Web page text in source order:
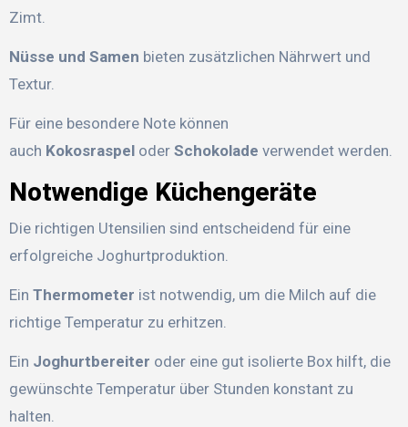
Zimt.
Nüsse und Samen bieten zusätzlichen Nährwert und
Textur.
Für eine besondere Note können
auch Kokosraspeloder Schokolade verwendet werden.
Notwendige Küchengeräte
Die richtigen Utensilien sind entscheidend für eine
erfolgreiche Joghurtproduktion.
Ein Thermometer ist notwendig, um die Milch auf die
richtige Temperatur zu erhitzen.
Ein Joghurtbereiter oder eine gut isolierte Box hilft, die
gewünschte Temperatur über Stunden konstant zu
halten.